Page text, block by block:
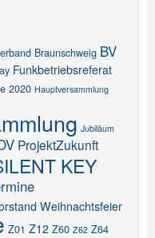
Braunschweig BV
Funkbetriebsreferat
2020 Hauptversammlung
Jubiläum
ProjektZukunft
KEY
Weihnachtsfeier
Z01 Z12 Z60 Z62 Z64